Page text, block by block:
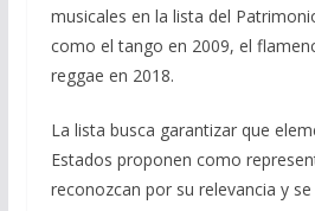
musicales en la lista del
como el tango en 2009, el
reggae en 2018.
La lista busca garantizar que
Estados proponen como
reconozcan por su relevancia y